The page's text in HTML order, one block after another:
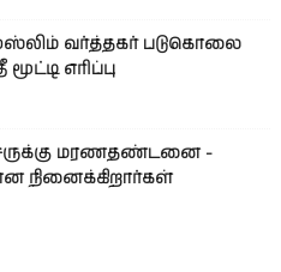
வர்த்தகர் படுகொலை
எரிப்பு
மரணதண்டனை -
நினைக்கிறார்கள்